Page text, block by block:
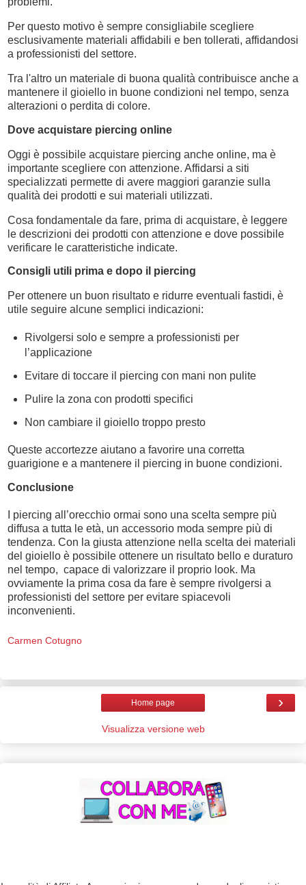
Per questo motivo è sempre consigliabile scegliere
esclusivamente materiali affidabili e ben tollerati, affidandosi
a professionisti del settore.
Tra l'altro un materiale di buona qualità contribuisce anche a
mantenere il gioiello in buone condizioni nel tempo, senza
alterazioni o perdita di colore.
Dove acquistare piercing online
Oggi è possibile acquistare piercing anche online, ma è
importante scegliere con attenzione. Affidarsi a siti
specializzati permette di avere maggiori garanzie sulla
qualità dei prodotti e sui materiali utilizzati.
Cosa fondamentale da fare, prima di acquistare, è leggere
le descrizioni dei prodotti con attenzione e dove possibile
verificare le caratteristiche indicate.
Consigli utili prima e dopo il piercing
Per ottenere un buon risultato e ridurre eventuali fastidi, è
utile seguire alcune semplici indicazioni:
Rivolgersi solo e sempre a professionisti per
l’applicazione
Evitare di toccare il piercing con mani non pulite
Pulire la zona con prodotti specifici
Non cambiare il gioiello troppo presto
Queste accortezze aiutano a favorire una corretta
guarigione e a mantenere il piercing in buone condizioni.
Conclusione
I piercing all’orecchio ormai sono una scelta sempre più
diffusa a tutta le età, un accessorio moda sempre più di
tendenza. Con la giusta attenzione nella scelta dei materiali
del gioiello è possibile ottenere un risultato bello e duraturo
nel tempo, capace di valorizzare il proprio look. Ma
ovviamente la prima cosa da fare è sempre rivolgersi a
professionisti del settore per evitare spiacevoli
inconvenienti.
Carmen Cotugno
›
Home page
Visualizza versione web